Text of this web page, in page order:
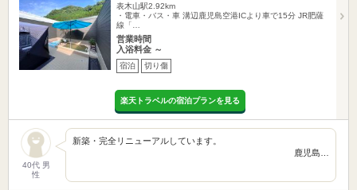
表木山駅2.92km
・電車・バス・車 溝辺鹿児島空港ICより車で15分 JR肥薩
線「…
営業時間
入浴料金 ～
宿泊 切り傷
楽天トラベルの宿泊プランを見る
40代 男
性
新築・完全リニューアルしています。
鹿児島…